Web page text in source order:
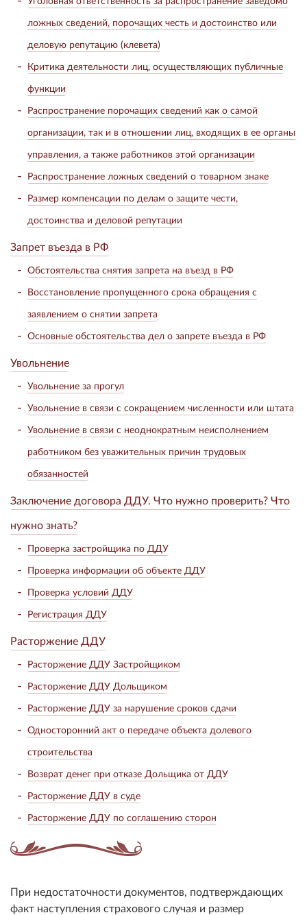
ложных сведений, порочащих честь и достоинство или
деловую репутацию (клевета)
Критика деятельности лиц, осуществляющих публичные
функции
Распространение порочащих сведений как о самой
организации, так и в отношении лиц, входящих в ее органы
управления, а также работников этой организации
Распространение ложных сведений о товарном знаке
Размер компенсации по делам о защите чести,
достоинства и деловой репутации
Запрет въезда в РФ
Обстоятельства снятия запрета на въезд в РФ
Восстановление пропущенного срока обращения с
заявлением о снятии запрета
Основные обстоятельства дел о запрете въезда в РФ
Увольнение
Увольнение за прогул
Увольнение в связи с сокращением численности или штата
Увольнение в связи с неоднократным неисполнением
работником без уважительных причин трудовых
обязанностей
Заключение договора ДДУ. Что нужно проверить? Что
нужно знать?
Проверка застройщика по ДДУ
Проверка информации об объекте ДДУ
Проверка условий ДДУ
Регистрация ДДУ
Расторжение ДДУ
Расторжение ДДУ Застройщиком
Расторжение ДДУ Дольщиком
Расторжение ДДУ за нарушение сроков сдачи
Односторонний акт о передаче объекта долевого
строительства
Возврат денег при отказе Дольщика от ДДУ
Расторжение ДДУ в суде
Расторжение ДДУ по соглашению сторон
При недостаточности документов, подтверждающих
факт наступления страхового случая и размер